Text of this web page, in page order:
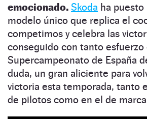
emocionado. Skoda ha
modelo único que replica el
competimos y celebra las
conseguido con tanto esfuerzo
Supercampeonato de España
duda, un gran aliciente para
victoria esta temporada, tanto
de pilotos como en el de